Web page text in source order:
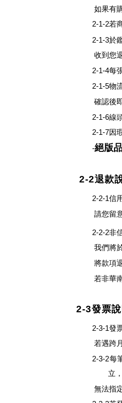
如果有
2-1-2若
2-1-3於
收到您
2-1-4每
2-1-5物
確認後
2-1-6線
2-1-7因
-絕版
2-2退款
2-2-1信
請您留
2-2-2非
我們將
將款項
若非華
2-3發票說
2-3-1發
若遇跨
2-3-2每
立，
無法指